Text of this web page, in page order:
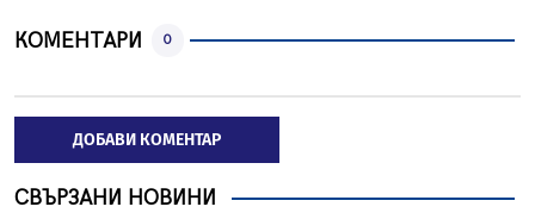
КОМЕНТАРИ 0
ДОБАВИ КОМЕНТАР
СВЪРЗАНИ НОВИНИ